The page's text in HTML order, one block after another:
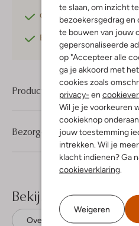
te slaan, om inzicht
bezoekersgedrag en
te bouwen van jouw
gepersonaliseerde
op "Accepteer alle
ga je akkoord met
cookies zoals
privacy- en
Wil je je voorkeuren
cookieknop
jouw toestemming
intrekken. Wil je
klacht indienen? Ga
cookieverklaring.
Weigeren
Gratis retourneren binnen
Betaal achteraf met Klarna
Product informatie
Bezorgen & retourneren
Bekijk meer
Overshirts Calvin Klein